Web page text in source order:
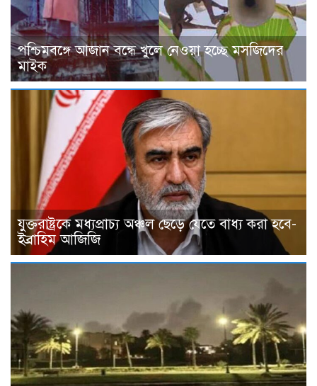
পশ্চিমবঙ্গে আজান বন্ধে খুলে নেওয়া হচ্ছে মসজিদের
মাইক
যুক্তরাষ্ট্রকে মধ্যপ্রাচ্য অঞ্চল ছেড়ে যেতে বাধ্য করা হবে-
ইব্রাহিম আজিজি